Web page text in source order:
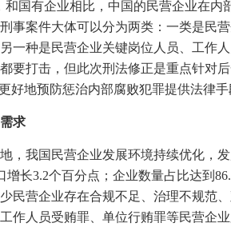
国有企业相比，中国的民营企业在
事案件大体可以分为两类：一类是民
一种是民营企业关键岗位人员、工作
要打击，但此次刑法修正是重点针对
地预防惩治内部腐败犯罪提供法律
求
，我国民营企业发展环境持续优化，
增长3.2个百分点；企业数量占比达到
民营企业存在合规不足、治理不规范
作人员受贿罪、单位行贿罪等民营企